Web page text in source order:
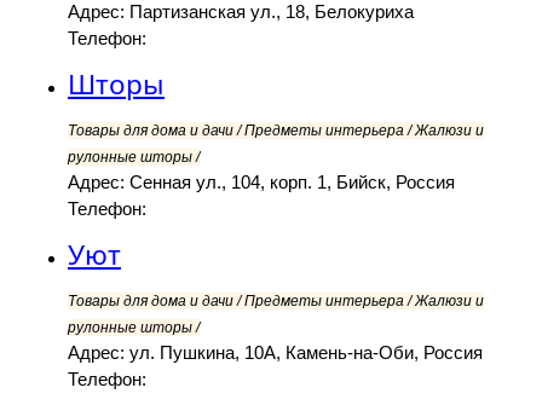
Адрес: Партизанская ул., 18, Белокуриха
Телефон:
Шторы
Товары для дома и дачи / Предметы интерьера / Жалюзи и
рулонные шторы /
Адрес: Сенная ул., 104, корп. 1, Бийск, Россия
Телефон:
Уют
Товары для дома и дачи / Предметы интерьера / Жалюзи и
рулонные шторы /
Адрес: ул. Пушкина, 10А, Камень-на-Оби, Россия
Телефон: